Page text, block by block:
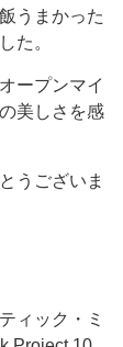
うまかった
た。
ープンマイ
美しさを感
うございま
ィック・ミ